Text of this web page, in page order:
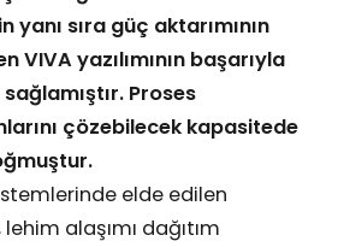
yanı sıra güç aktarımının
VIVA yazılımının başarıyla
Proses
çözebilecek kapasitede
elde edilen
alaşımı dağıtım